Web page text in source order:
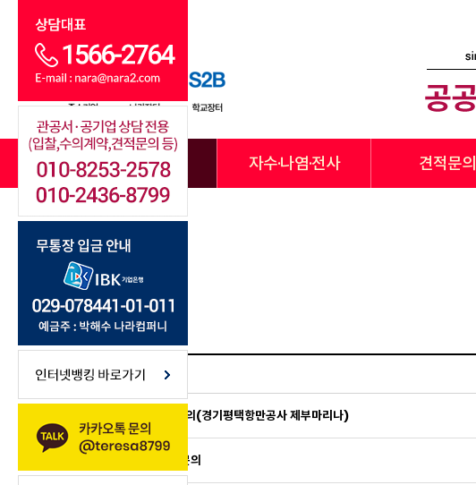
전체카테고리 자수·나염·전사 견적문의
Total 7건 1 페이지
번호
우의 견적 문의(경기평택항만공사 제부마리나)
6 작업복가격문의